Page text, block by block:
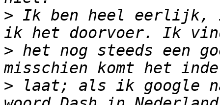
> Ik ben heel eerlijk,
> het nog steeds een
> laat; als ik google